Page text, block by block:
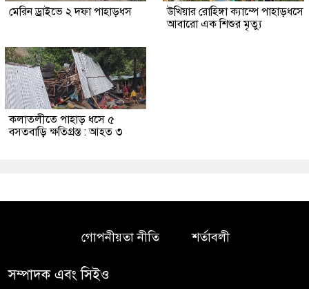
মেরিন ড্রাইভে ২ দফা পাহাড়ধস
উখিয়ার রোহিঙ্গা ক্যাম্পে পাহাড়ধসে
আবারো এক শিশুর মৃত্যু
কলাতলীতে পাহাড় ধসে ৫
বসতবাড়ি ক্ষতিগ্রস্ত : আহত ৩
গোপনীয়তা নীতি শর্তাবলী
সম্পাদক এবং সিইও